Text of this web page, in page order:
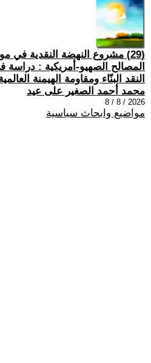
(29) مشروع النهضة النقدية في
المصالح الصهيو-أمريكية : دراسة
النقد البنّاء ومقاومة الهيمنة
محمد أحمد الصغير على عيد
2026 / 8 / 8
مواضيع وابحاث سياسية